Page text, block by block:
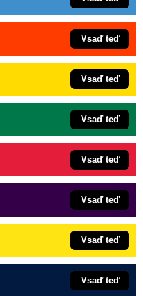
Vsaď teď
Vsaď teď
Vsaď teď
Vsaď teď
Vsaď teď
Vsaď teď
Vsaď teď